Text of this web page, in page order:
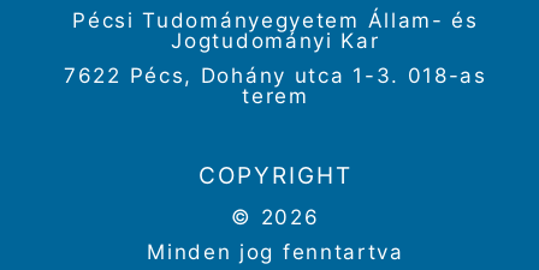
Pécsi Tudományegyetem Állam- és
Jogtudományi Kar
7622 Pécs, Dohány utca 1-3. 018-as
terem
COPYRIGHT
© 2026
Minden jog fenntartva